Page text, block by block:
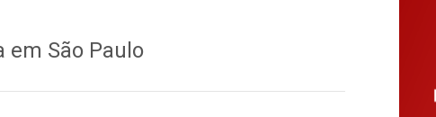
em São Paulo